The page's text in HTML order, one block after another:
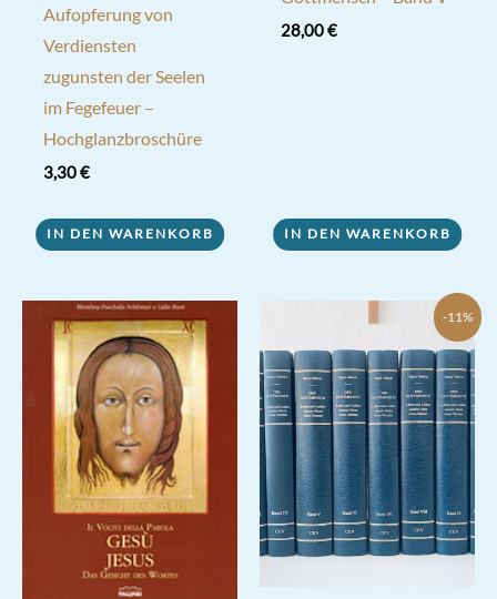
Aufopferung von
Verdiensten
zugunsten der Seelen
im Fegefeuer –
Hochglanzbroschüre
3,30€
IN DEN WARENKORB
28,00€
IN DEN WARENKORB
-11%